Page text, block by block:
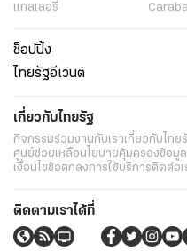
แกลเลอรี่
ช็อปปิ้ง
ไทยรัฐอีเวนต์
เกี่ยวกับไทยรัฐ
กิจกรรมร่วมงานกับเราเกี่ยวกับไทย
ศูนย์ช่วยเหลือนโยบายคุ้มครองข้อมู
เงื่อนไขข้อตกลงการใช้บริการติดต่อเ
ติดตามเราได้ที่